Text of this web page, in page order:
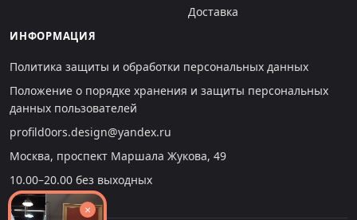
Доставка
ИНФОРМАЦИЯ
Политика защиты и обработки персональных данных
Положение о порядке хранения и защиты персональных
данных пользователей
profild0ors.design@yandex.ru
Москва, проспект Маршала Жукова, 49
10.00–20.00 без выходных
×